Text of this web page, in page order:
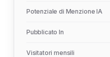
Potenziale di Menzione IA
Pubblicato In
Visitatori mensili